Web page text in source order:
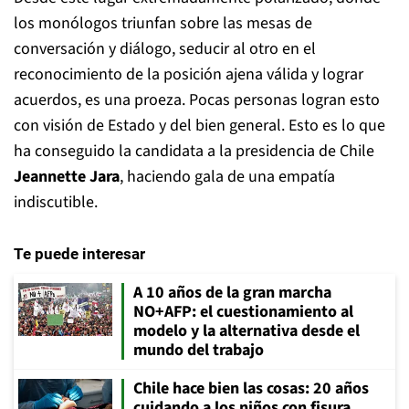
los monólogos triunfan sobre las mesas de
conversación y diálogo, seducir al otro en el
reconocimiento de la posición ajena válida y lograr
acuerdos, es una proeza. Pocas personas logran esto
con visión de Estado y del bien general. Esto es lo que
ha conseguido la candidata a la presidencia de Chile
Jeannette Jara, haciendo gala de una empatía
indiscutible.
Te puede interesar
A 10 años de la gran marcha
NO+AFP: el cuestionamiento al
modelo y la alternativa desde el
mundo del trabajo
Chile hace bien las cosas: 20 años